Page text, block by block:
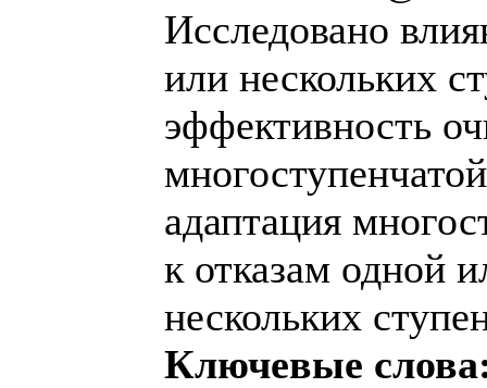
Исследовано
или нескольких
эффективность
адаптация
к отказам одной
нескольких
Ключевые